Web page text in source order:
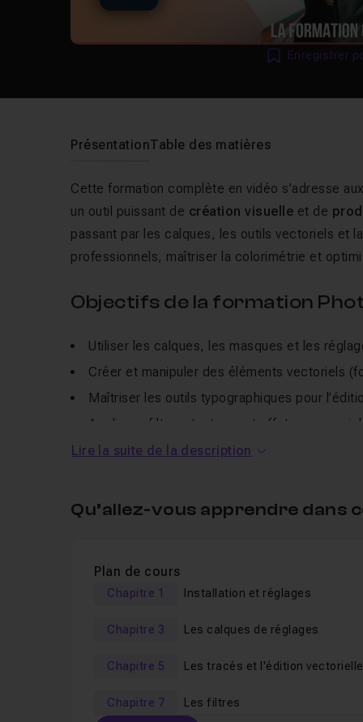
Enregistrer
PrésentationTable des matières
Cette formation complète en vidéo s’adresse aux
un outil puissant de création visuelle et de
passant par les calques, les outils vectoriels et la
professionnels, maîtriser la colorimétrie et
Objectifs de la formation
Utiliser les calques, les masques et les
Créer et manipuler des éléments vectoriels
Maîtriser les outils typographiques pour
Appliquer filtres, textures et effets pour
Gérer les fichiers en haute résolution, avec
Explorer les apports récents de l’IA dans la
Designers graphiques en début de carrière
Freelances, créatifs et professionnels du print
Toute personne souhaitant structurer ses
Prérequis
Lire la suite de la description
Qu’allez-vous apprendre dans
Plan de cours
Chapitre 1 Installation et réglages
Chapitre 3
Les calques de réglages
Chapitre 5 Les tracés et l'édition vectorielle
Chapitre 7
Les filtres